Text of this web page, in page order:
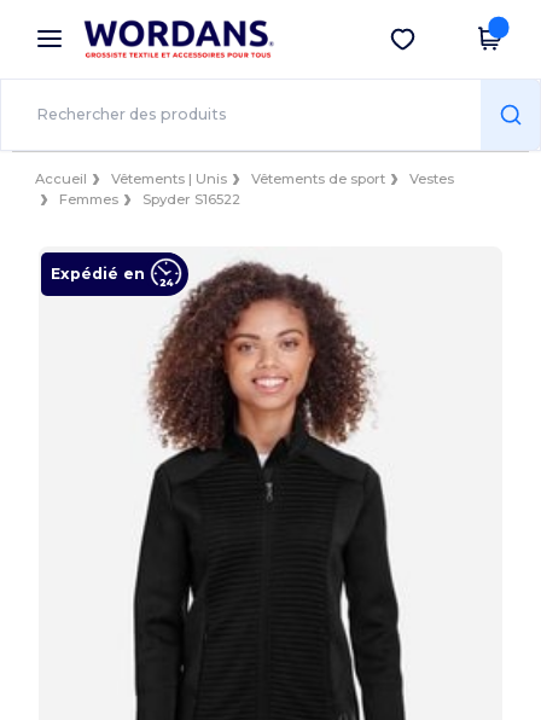
× Appli Wordans
Meilleurs prix sur l’app !
Obtenir l'appli
Accueil Vêtements | Unis Vêtements de sport
Vestes
Femmes
Spyder S16522
Expédié en